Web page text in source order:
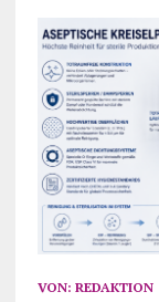
VON: REDAKTION